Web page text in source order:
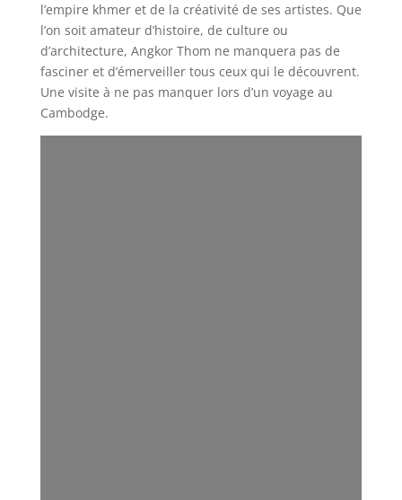
l’empire khmer et de la créativité de ses artistes. Que
l’on soit amateur d’histoire, de culture ou
d’architecture, Angkor Thom ne manquera pas de
fasciner et d’émerveiller tous ceux qui le découvrent.
Une visite à ne pas manquer lors d’un voyage au
Cambodge.